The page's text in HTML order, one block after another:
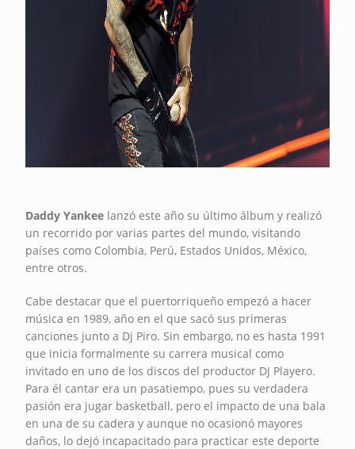
Daddy Yankee lanzó este año su último álbum y realizó
un recorrido por varias partes del mundo, visitando
países como Colombia, Perú, Estados Unidos, México,
entre otros.
Cabe destacar que el puertorriqueño empezó a hacer
música en 1989, año en el que sacó sus primeras
canciones junto a Dj Piro. Sin embargo, no es hasta 1991
que inicia formalmente su carrera musical como
invitado en uno de los discos del productor DJ Playero.
Para él cantar era un pasatiempo, pues su verdadera
pasión era jugar basketball, pero el impacto de una bala
en una de su cadera y aunque no ocasionó mayores
daños, lo dejó incapacitado para practicar este deporte